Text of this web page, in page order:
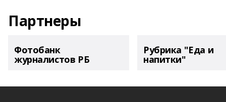
Партнеры
Фотобанк
журналистов РБ
Рубрика "Еда и
напитки"